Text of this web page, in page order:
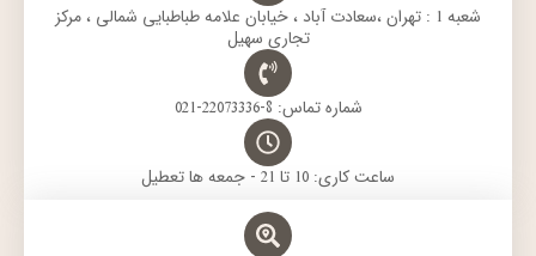
m
شعبه 1 : تهران ،سعادت آباد ، خیابان علامه طباطبایی شمالی ، مرکز
تجاری سهیل
شماره تماس: 8-22073336-021
ساعت کاری: 10 تا 21 - جمعه ها تعطیل